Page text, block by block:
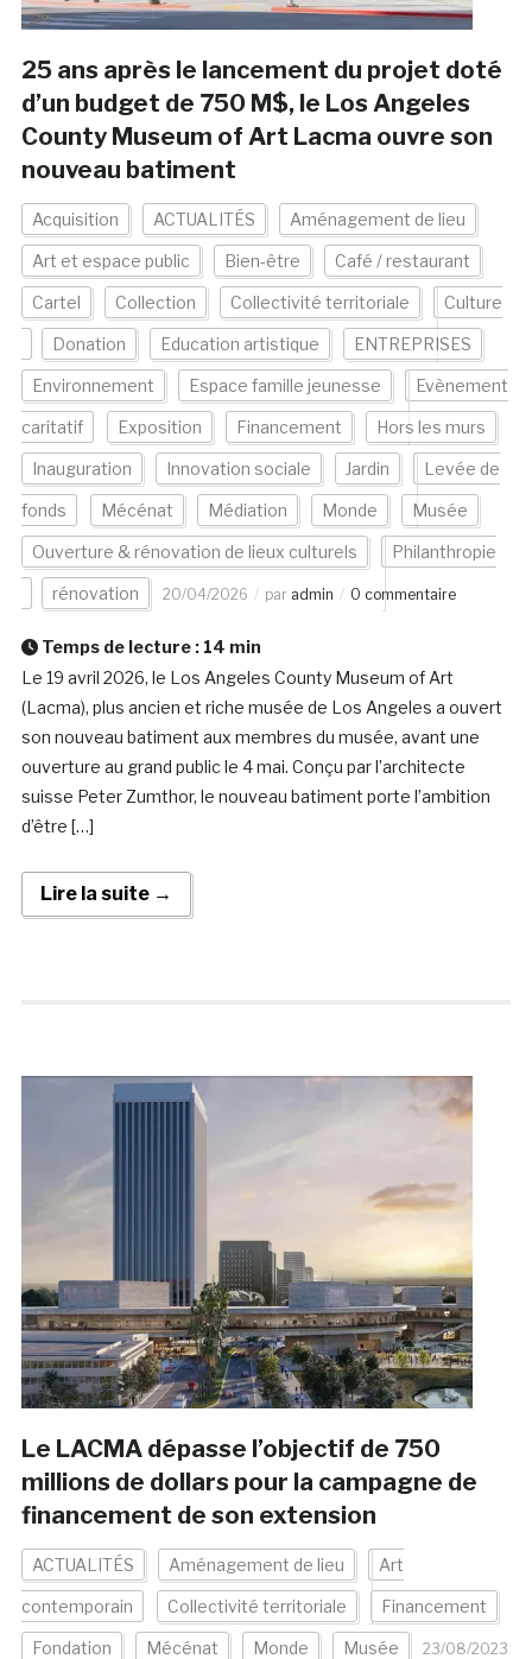
25 ans après le lancement du projet doté
d’un budget de 750 M$, le Los Angeles
County Museum of Art Lacma ouvre son
nouveau batiment
Acquisition ACTUALITÉS Aménagement de lieu
Art et espace public Bien-être Café / restaurant
Cartel Collection Collectivité territoriale Culture
Donation Education artistique ENTREPRISES
Environnement Espace famille jeunesse Evènement
caritatif Exposition Financement Hors les murs
Inauguration Innovation sociale Jardin Levée de
fonds Mécénat Médiation Monde Musée
Ouverture & rénovation de lieux culturels Philanthropie
rénovation 20/04/2026 par admin 0 commentaire
Temps de lecture : 14 min
Le 19 avril 2026, le Los Angeles County Museum of Art
(Lacma), plus ancien et riche musée de Los Angeles a ouvert
son nouveau batiment aux membres du musée, avant une
ouverture au grand public le 4 mai. Conçu par l’architecte
suisse Peter Zumthor, le nouveau batiment porte l’ambition
d’être […]
Lire la suite →
Le LACMA dépasse l’objectif de 750
millions de dollars pour la campagne de
financement de son extension
ACTUALITÉS Aménagement de lieu Art
contemporain Collectivité territoriale Financement
Fondation Mécénat Monde Musée 23/08/2023